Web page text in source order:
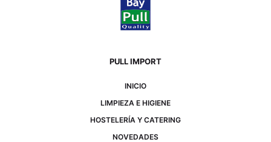
PULL IMPORT
INICIO
LIMPIEZA E HIGIENE
HOSTELERÍA Y CATERING
NOVEDADES